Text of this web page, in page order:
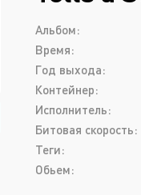
Альбом:
Время:
Год выхода:
Контейнер:
Исполнитель:
Битовая скорость:
Теги:
Обьем: